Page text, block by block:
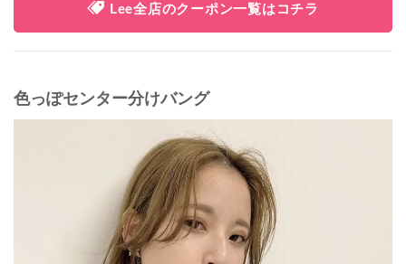
Lee全店のクーポン一覧はコチラ
色っぽセンター分けバング